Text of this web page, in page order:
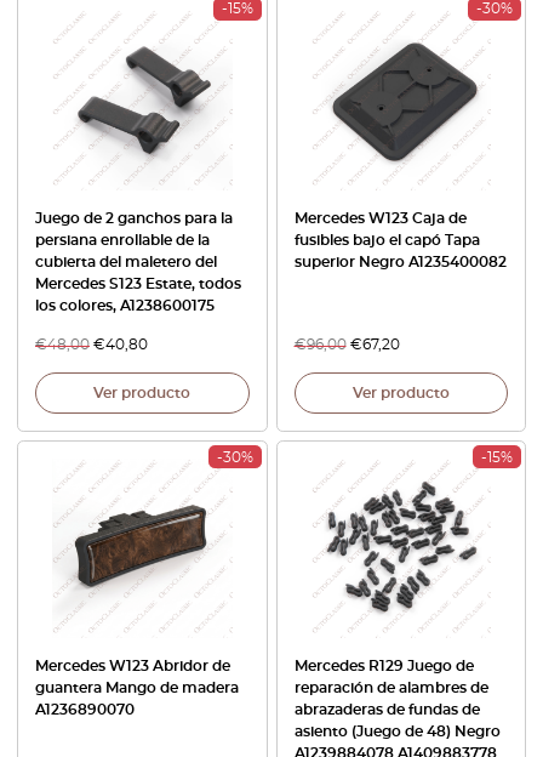
-15%
Juego de 2 ganchos para la
persiana enrollable de la
cubierta del maletero del
Mercedes S123 Estate, todos
los colores, A1238600175
€48,00 €40,80
Ver producto
-30%
Mercedes W123 Caja de
fusibles bajo el capó Tapa
superior Negro A1235400082
€96,00 €67,20
Ver producto
-30%
Mercedes W123 Abridor de
guantera Mango de madera
A1236890070
-15%
Mercedes R129 Juego de
reparación de alambres de
abrazaderas de fundas de
asiento (Juego de 48) Negro
A1239884078 A1409883778